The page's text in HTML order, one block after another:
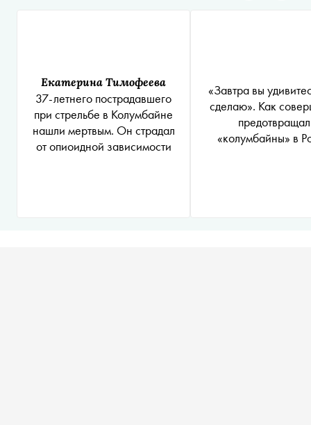
Екатерина Тимофеева
37-летнего пострадавшего
при стрельбе в Колумбайне
нашли мертвым. Он страдал
от опиоидной зависимости
«‎Завтра вы
сделаю». Как
«колумбайны‎»‎ в